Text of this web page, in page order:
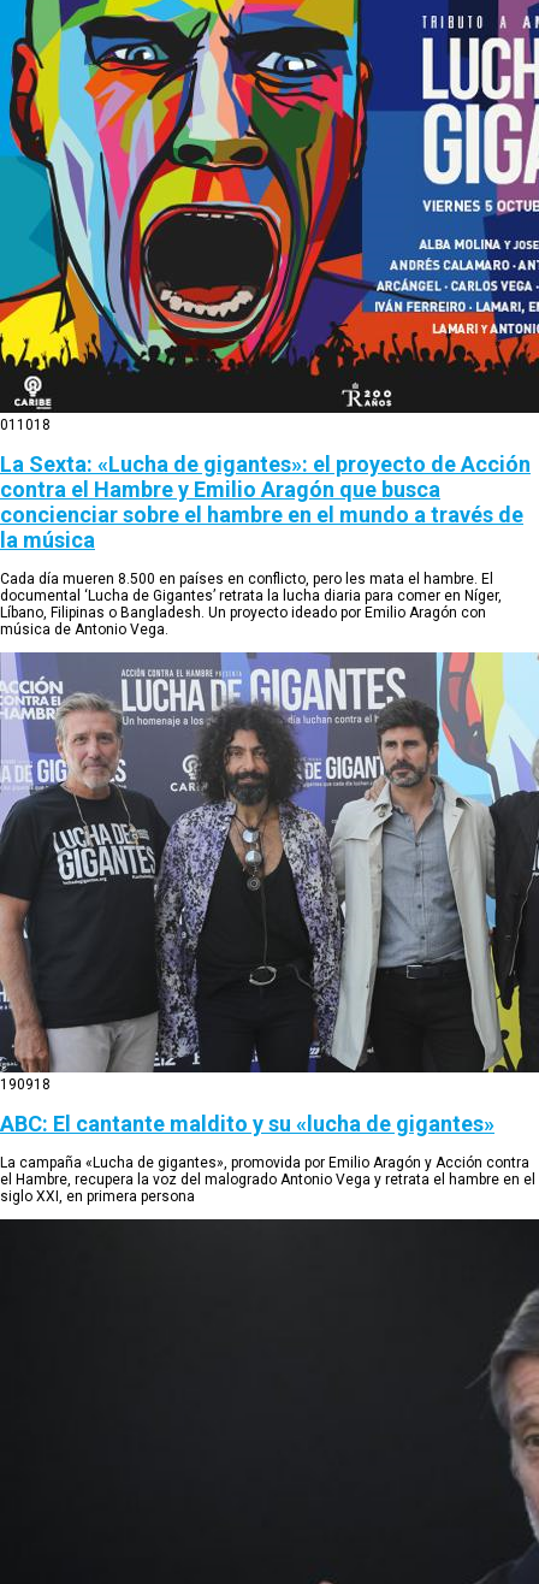
01 1018
La Sexta: «Lucha de gigantes»: el proyecto de Acción
contra el Hambre y Emilio Aragón que busca
concienciar sobre el hambre en el mundo a través de
la música
Cada día mueren 8.500 en países en conflicto, pero les mata el hambre. El
documental ‘Lucha de Gigantes’ retrata la lucha diaria para comer en Níger,
Líbano, Filipinas o Bangladesh. Un proyecto ideado por Emilio Aragón con
música de Antonio Vega.
190918
ABC: El cantante maldito y su «lucha de gigantes»
La campaña «Lucha de gigantes», promovida por Emilio Aragón y Acción contra
el Hambre, recupera la voz del malogrado Antonio Vega y retrata el hambre en el
siglo XXI, en primera persona